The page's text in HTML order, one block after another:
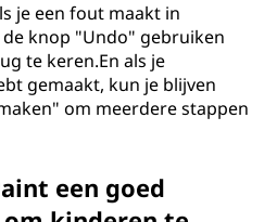
je een fout maakt in
knop "Undo" gebruiken
te keren.En als je
gemaakt, kun je blijven
om meerdere stappen
een goed